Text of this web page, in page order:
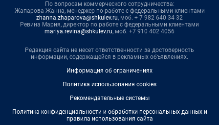
По вопросам коммерческого сотрудничества:
Жапарова Жанна, менеджер по работе с федеральными клиентами
zhanna.zhaparova@shkulev.ru, моб. + 7 982 640 34 32
Ревина Мария, директор по работе с федеральными клиентами
mariya.revina@shkulev.ru, моб. +7 910 402 4056
Редакция сайта не несет ответственности за достоверность
информации, содержащейся в рекламных объявлениях.
Информация об ограничениях
Политика использования cookies
Рекомендательные системы
Политика конфиденциальности и обработки персональных данных и
правила использования сайта